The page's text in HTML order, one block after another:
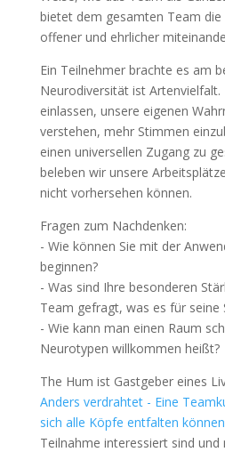
bietet dem gesamten Team
offener und ehrlicher
Ein Teilnehmer brachte es am
Neurodiversität ist
einlassen, unsere eigenen
verstehen, mehr Stimmen
einen universellen Zugang zu
beleben wir unsere
nicht vorhersehen können.
Fragen zum Nachdenken:
- Wie können Sie mit der
beginnen?
- Was sind Ihre besonderen
Team gefragt, was es für seine
- Wie kann man einen Raum
Neurotypen willkommen heißt?
The Hum ist Gastgeber eines
Anders verdrahtet - Eine
sich alle Köpfe entfalten können
Teilnahme interessiert sind